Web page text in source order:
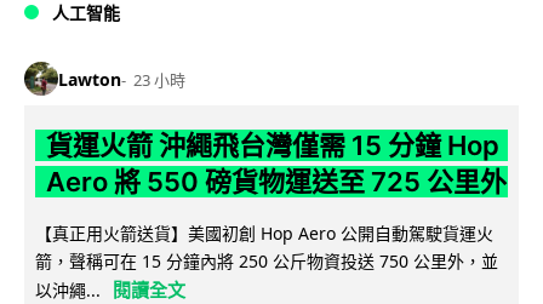
人工智能
Lawton 23 小時
貨運火箭 沖繩飛台灣僅需 15 分鐘 Hop
Aero 將 550 磅貨物運送至 725 公里外
【真正用火箭送貨】美國初創 Hop Aero 公開自動駕駛貨運火
箭，聲稱可在 15 分鐘內將 250 公斤物資投送 750 公里外，並
以沖繩...
閱讀全文